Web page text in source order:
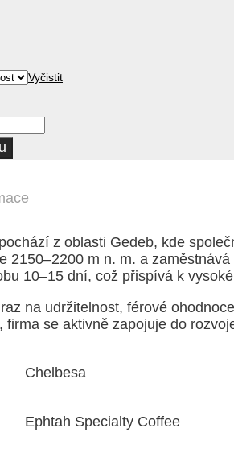
Vyčistit
z oblasti Gedeb, kde
2150–2200 m n. m. a
10–15 dní, což přispívá k
na udržitelnost, férové
firma se aktivně zapojuje do
Chelbesa
Ephtah Specialty Coffee